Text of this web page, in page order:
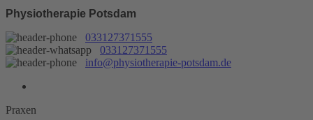
Physiotherapie Potsdam
033127371555
033127371555
info@physiotherapie-potsdam.de
Praxen